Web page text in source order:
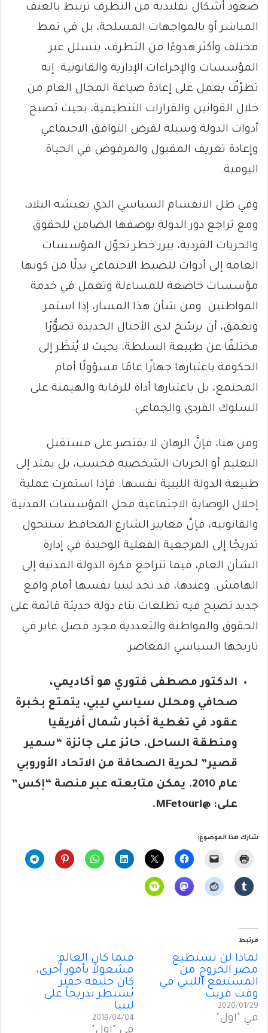
صعود أشكال تقليدية من التطرف ترتبط بالعنف
المباشر أو بالمواجهات المسلحة، بل في نمط
مختلف وأكثر هدوءًا من التطرف، يتسلل عبر
المؤسسات والإجراءات الإدارية والقانونية. إنه
تطرّفٌ يعمل على إعادة صياغة المجال العام من
خلال القوانين والقرارات التنظيمية، بحيث تصبح
أدوات الدولة وسيلة لفرض التوافق الاجتماعي
وإعادة تعريف المقبول والمرفوض في الحياة
اليومية.
وفي ظل الانقسام السياسي الذي تعيشه البلاد،
ومع تراجع دور الدولة بوصفها الضامن للحقوق
والحريات الفردية، يبرز خطر تحوّل المؤسسات
العامة إلى أدوات للضبط الاجتماعي بدلًا من كونها
مؤسسات خاضعة للمساءلة وتعمل في خدمة
المواطنين. ومن شأن هذا المسار، إذا استمر
وتعمق، أن يرسّخ لدى الأجيال الجديدة تصوُّرًا
مختلفًا عن طبيعة السلطة، بحيث لا يُنظَر إلى
الحكومة باعتبارها جهازًا عامًا مسؤولًا أمام
المجتمع، بل باعتبارها أداة للرقابة والهيمنة على
السلوك الفردي والجماعي.
ومن هنا، فإنَّ الرهان لا يقتصر على مستقبل
التعليم أو الحريات الشخصية فحسب، بل يمتد إلى
طبيعة الدولة الليبية نفسها. فإذا استمرت عملية
إحلال الوصاية الاجتماعية محل المؤسسات المدنية
والقانونية، فإنَّ معايير الشارع المحافظ ستتحول
تدريجًا إلى المرجعية الفعلية الوحيدة في إدارة
الشأن العام، فيما تتراجع فكرة الدولة المدنية إلى
الهامش. وعندها، قد تجد ليبيا نفسها أمام واقع
جديد تصبح فيه تطلعات بناء دولة حديثة قائمة على
الحقوق والمواطنة والتعددية مجرد فصل عابر في
تاريخها السياسي المعاصر.
الدكتور مصطفى فتوري هو أكاديمي،
صحافي ومحلل سياسي ليبي، يتمتع بخبرة
عقود في تغطية أخبار شمال أفريقيا
ومنطقة الساحل. حائز على جائزة “سمير
قصير” لحرية الصحافة من الاتحاد الأوروبي
عام 2010. يمكن متابعته عبر منصة “إكس”
على: @MFetouri
.
شارك هذا الموضوع:
مرتبط
لماذا لن تستطيع
مصر الخروج من
المستنقع الليبي في
وقت قريب
2020/01/29
في "أول"
فيما كان العالم
مشغولاً بأمور أخرى،
كان خليفة حفتر
يُسيطر تدريجاً على
ليبيا
2019/04/04